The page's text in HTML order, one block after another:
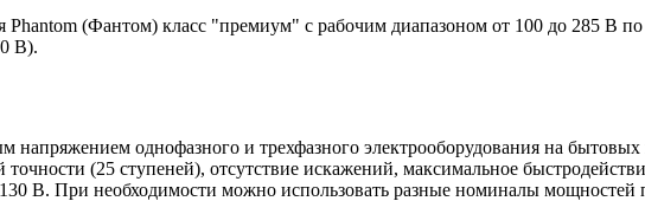
Phantom (Фантом) класс "премиум" c рабочим диапазоном от 100 до 285 В
В).
напряжением однофазного и трехфазного электрооборудования на
(25 ступеней), отсутствие искажений, максимальное
В. При необходимости можно использовать разные номиналы мощностей